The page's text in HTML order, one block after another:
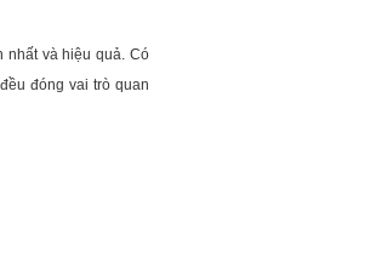
nhất và hiệu quả. Có
đóng vai trò quan